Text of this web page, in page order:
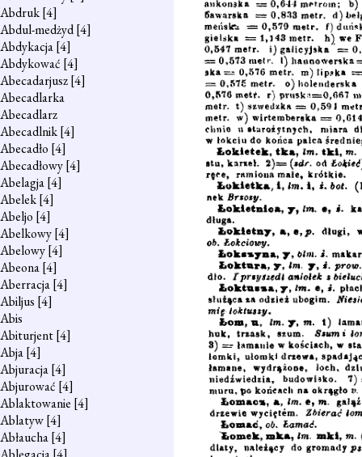
Abdruk[4]
Abdul-medżyd[4]
Abdykacja[4]
Abdykować [4]
Abecadarjusz[4]
Abecadlarka
Abecadlarz
Abecadlnik[4]
Abecadło [4]
Abecadłowy[4]
Abelagja[4]
Abelek[4]
Abeljo [4]
Abelkowy[4]
Abelowy[4]
Abeona[4]
Aberracja[4]
Abiljus [4]
Abis
Abiturjent[4]
Abja[4]
Abjuracja[4]
Abjurować [4]
Ablaktowanie [4]
Ablatyw[4]
Abłaucha[4]